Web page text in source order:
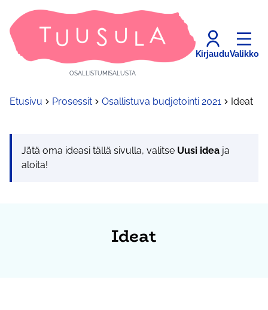
OSALLISTUMISALUSTA
KirjauduValikko
Etusivu Prosessit Osallistuva budjetointi 2021 Ideat
Jätä oma ideasi tällä sivulla, valitse Uusi idea ja
aloita!
Ideat